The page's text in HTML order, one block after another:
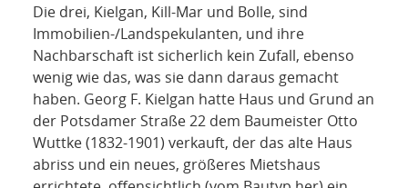
Die drei, Kielgan, Kill-Mar und Bolle, sind
Immobilien-/Landspekulanten, und ihre
Nachbarschaft ist sicherlich kein Zufall, ebenso
wenig wie das, was sie dann daraus gemacht
haben. Georg F. Kielgan hatte Haus und Grund an
der Potsdamer Straße 22 dem Baumeister Otto
Wuttke (1832-1901) verkauft, der das alte Haus
abriss und ein neues, größeres Mietshaus